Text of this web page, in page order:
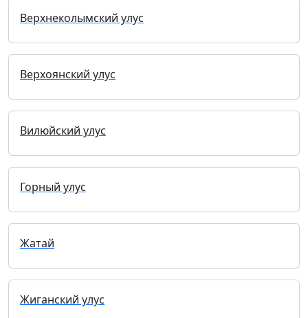
Верхнеколымский улус
Верхоянский улус
Вилюйский улус
Горный улус
Жатай
Жиганский улус